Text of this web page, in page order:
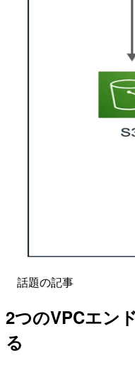
話題の記事
2つのVPCエン
る